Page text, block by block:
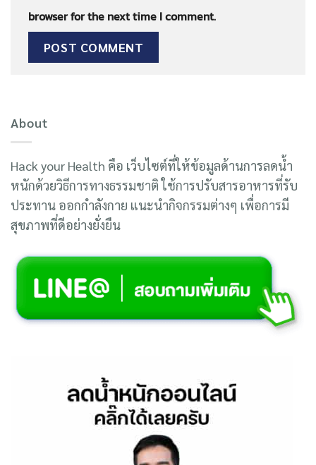
browser for the next time I comment.
About
Hack your Health คือ เว็บไซต์ที่ให้ข้อมูลด้านการลดน้ำ
หนักด้วยวิธีการทางธรรมชาติ ใช้การปรับสารอาหารที่รับ
ประทาน ออกกำลังกาย แนะนำกิจกรรมต่างๆ เพื่อการมี
สุขภาพที่ดีอย่างยั่งยืน